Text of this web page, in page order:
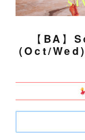
【BA
(Oct/